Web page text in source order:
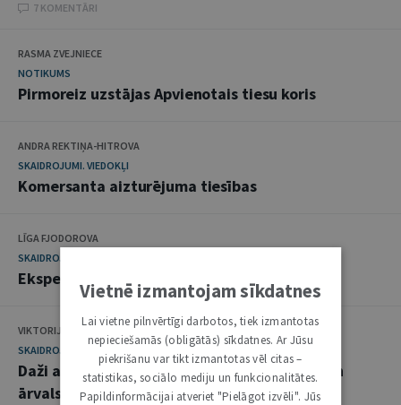
7 KOMENTĀRI
RASMA ZVEJNIECE
NOTIKUMS
Pirmoreiz uzstājas Apvienotais tiesu koris
ANDRA REKTIŅA-HITROVA
SKAIDROJUMI. VIEDOKĻI
Komersanta aizturējuma tiesības
LĪGA FJODOROVA
SKAIDROJUMI. VIEDOKĻI
Ekspedīcijas līgums Komerclikumā
VIKTORIJA JARKINA, ANETE UNBEDAHTE
SKAIDROJUMI. VIEDOKĻI
Daži aspekti par partnerattiecībām Latvijā un
ārvalstīs
Vietnē izmantojam sīkdatnes
Lai vietne pilnvērtīgi darbotos, tiek izmantotas
nepieciešamās (obligātās) sīkdatnes. Ar Jūsu
piekrišanu var tikt izmantotas vēl citas –
statistikas, sociālo mediju un funkcionalitātes.
Papildinformācijai atveriet "Pielāgot izvēli". Jūs